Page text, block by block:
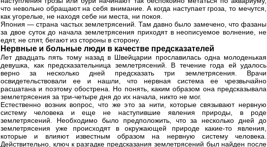
что невольно обращают на себя внимание. А когда наступает гроза, то мечутся,
как угорелые, не находя себе ни места, ни покоя.
Япония — страна частых землетрясений. Там давно было замечено, что фазаны
за двое суток до начала землетрясения приходят в неописуемое волнение, не
едят, не спят, бегают из стороны в сторону.
Нервные и больные люди в качестве предсказателей
Лет двадцать пять тому назад в Швейцарии прославилась одна молоденькая
девушка, как предсказательница землетрясений. В течение года ей удалось
верно за несколько дней предсказать три землетрясения. Врачи
освидетельствовали ее и нашли, что нервная система ее чрезвычайно
расшатана и поэтому обострена. Но понять, каким образом она предсказывала
землетрясения за три-четыре дня до их начала, никто не мог.
Естественно возник вопрос, что же это за нити, которые связывают нервную
систему человека и еще не наступившие явления природы, в роде
землетрясений. Необходимо было предположить, что за несколько дней до
землетрясения уже происходят в окружающей природе какие-то явления,
которые и влияют известным образом на нервную систему человека.
Действительно, ключ к разгадке предсказания землетрясений был найден после